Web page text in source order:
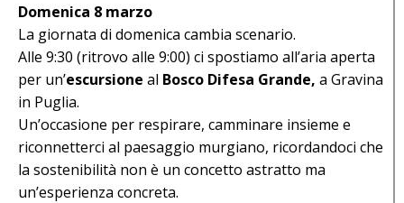
Domenica 8 marzo
La giornata di domenica cambia scenario.
Alle 9:30 (ritrovo alle 9:00) ci spostiamo all’aria aperta
per un’escursione al Bosco Difesa Grande, a Gravina
in Puglia.
Un’occasione per respirare, camminare insieme e
riconnetterci al paesaggio murgiano, ricordandoci che
la sostenibilità non è un concetto astratto ma
un’esperienza concreta.